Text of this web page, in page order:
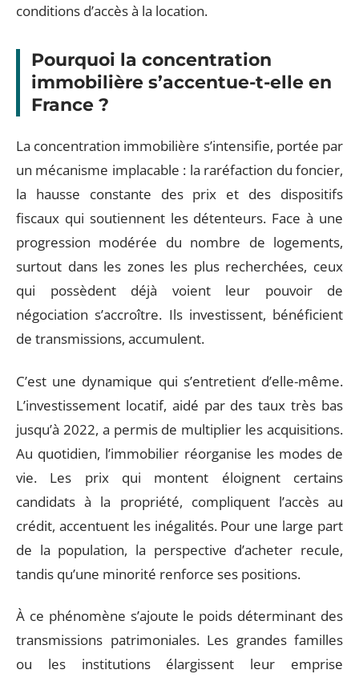
conditions d’accès à la location.
Pourquoi la concentration
immobilière s’accentue-t-elle en
France ?
La concentration immobilière s’intensifie, portée par
un mécanisme implacable : la raréfaction du foncier,
la hausse constante des prix et des dispositifs
fiscaux qui soutiennent les détenteurs. Face à une
progression modérée du nombre de logements,
surtout dans les zones les plus recherchées, ceux
qui possèdent déjà voient leur pouvoir de
négociation s’accroître. Ils investissent, bénéficient
de transmissions, accumulent.
C’est une dynamique qui s’entretient d’elle-même.
L’investissement locatif, aidé par des taux très bas
jusqu’à 2022, a permis de multiplier les acquisitions.
Au quotidien, l’immobilier réorganise les modes de
vie. Les prix qui montent éloignent certains
candidats à la propriété, compliquent l’accès au
crédit, accentuent les inégalités. Pour une large part
de la population, la perspective d’acheter recule,
tandis qu’une minorité renforce ses positions.
À ce phénomène s’ajoute le poids déterminant des
transmissions patrimoniales. Les grandes familles
ou les institutions élargissent leur emprise